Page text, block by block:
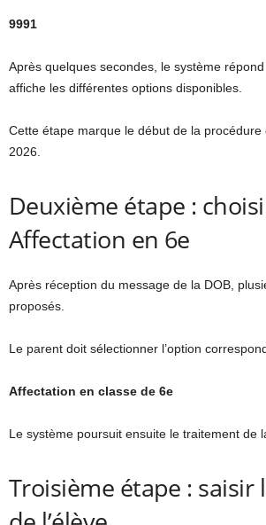
9991
Après quelques secondes, le système
affiche les différentes options disponibles.
Cette étape marque le début de la procédure
2026.
Deuxième étape :
Affectation en 6e
Après réception du message de la DOB,
proposés.
Le parent doit sélectionner l’option
Affectation en classe de 6e
Le système poursuit ensuite le traitement de
Troisième étape : saisir